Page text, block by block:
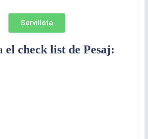
Servilleta
el check list de Pesaj: